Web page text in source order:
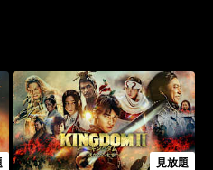
見放題